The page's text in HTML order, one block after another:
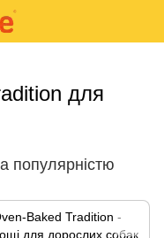
для
популярністю